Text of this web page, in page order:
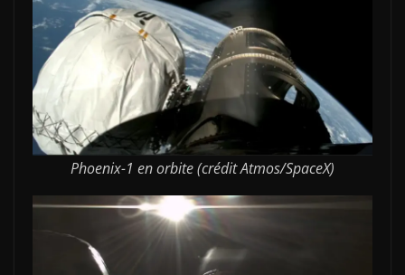
Phoenix-1 en orbite (crédit Atmos/SpaceX)